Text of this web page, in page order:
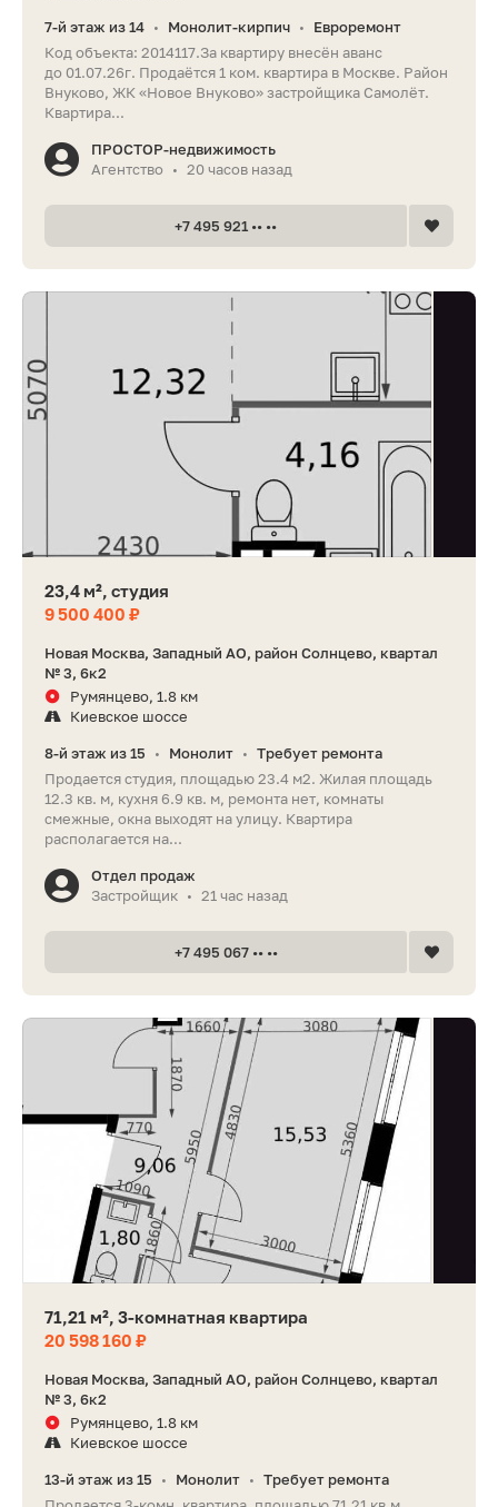
7-й этаж из 14 • Монолит-кирпич •
Евроремонт
Код объекта: 2014117.За квартиру внесён аванс
до 01.07.26г. Продаётся 1 ком. квартира в Москве. Район
Внуково, ЖК «Новое Внуково» застройщика Самолёт.
Квартира...
ПРОСТОР-недвижимость
Агентство
• 20 часов назад
+7 495 921 •• ••
23,4 м², студия
9 500 400 ₽
Новая Москва, Западный АО, район Солнцево, квартал
№ 3, 6к2
Румянцево, 1.8 км
Киевское шоссе
8-й этаж из 15 • Монолит • Требует ремонта
Продается студия, площадью 23.4 м2. Жилая площадь
12.3 кв. м, кухня 6.9 кв. м, ремонта нет, комнаты
смежные, окна выходят на улицу. Квартира
располагается на...
Отдел продаж
Застройщик • 21 час назад
+7 495 067 •• ••
71,21 м², 3-комнатная квартира
20 598 160 ₽
Новая Москва, Западный АО, район Солнцево, квартал
№ 3, 6к2
Румянцево, 1.8 км
Киевское шоссе
13-й этаж из 15 • Монолит • Требует ремонта